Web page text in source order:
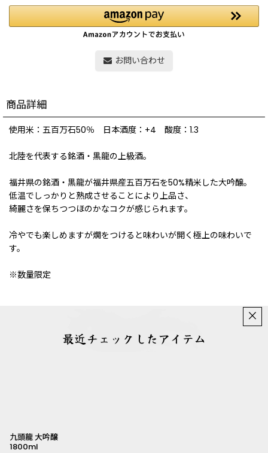
お問い合わせ
商品詳細
使用米：五百万石50％ 日本酒度：+4 酸度：1.3
北陸を代表する銘酒・黒龍の上級酒。
福井県の銘酒・黒龍が福井県産五百万石を50%精米した大吟醸。
低温でしっかりと熟成させることにより上品さ、
綺麗さを保ちつつほのかなコクが感じられます。
冷やでも楽しめますが燗をつけると味わいが開く極上の味わいで
す。
※数量限定
最近チェックしたアイテム
×
九頭龍 大吟醸
1800ml